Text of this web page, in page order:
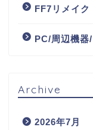
FF7リメイク
PC/周辺機器
Archive
2026年7月